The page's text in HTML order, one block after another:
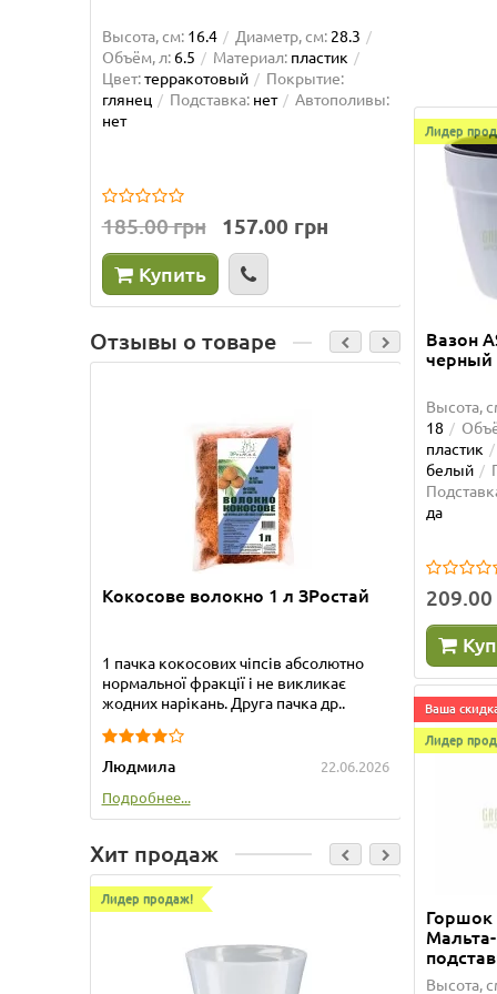
Высота, см: 16.4 Диаметр, см: 28.3
Объём, л: 6.5 Материал: пластик
Цвет:терракотовый
Покрытие:
глянец
Подставка: нет
Автополивы:
нет
185.00 грн 157.00 грн
Купить
Отзывы о товаре
Кокосове волокно 1 л ЗРостай
1 пачка кокосових чіпсів абсолютно
нормальної фракції і не викликає
жодних нарікань. Друга пачка др..
Людмила
22.06.2026
Подробнее...
Хит продаж
Лидер продаж!
Лидер
Вазон
черный
Высота,
18
пластик
белый
да
209.00
Ваша
Лидер
Горшок
Высота,